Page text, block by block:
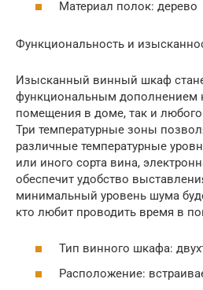
Материал полок: дерево
Функциональность и
Изысканный винный шкаф
функциональным дополнением
помещения в доме, так и любого
Три температурные зоны
различные температурные
или иного сорта вина,
обеспечит удобство
минимальный уровень шума
кто любит проводить время в
Тип винного шкафа:
Расположение: